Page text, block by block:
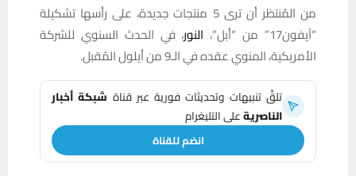
من المُنتظر أن ترى 5 منتجات جديدة، على رأسها تشكيلة
“آيفون17” من “أبل”،
النور، في الحدث السنوي للشركة
الأمريكية، المنوي عقده في الـ9 من أيلول المُقبل.
تلقَّ تنبيهات وتحديثات فورية عبر قناة شبكة أخبار
الناصريةعلى التليغرام
انضم للقناة